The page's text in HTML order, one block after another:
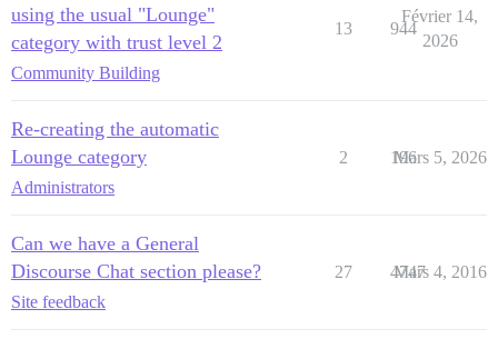
using the usual "Lounge"
category with trust level 2
Community Building
13 944
Février 14,
2026
Re-creating the automatic
Lounge category
Administrators
2 196
Mars 5, 2026
Can we have a General
Discourse Chat section please?
Site feedback
27 4747
Mars 4, 2016